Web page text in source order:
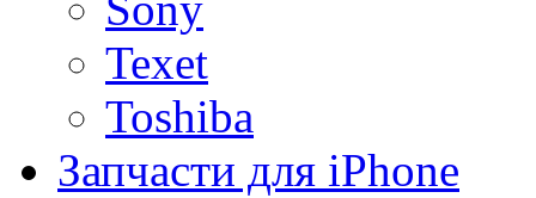
Texet
Toshiba
Запчасти для iPhone